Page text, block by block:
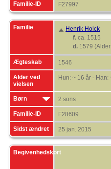
Familie-ID F27997
Familie
Henrik Holck
f. ca. 1515
d. 1579
Ægteskab 1546
Alder ved
vielsen
Hun: ~ 16 år - Han:
Børn 2 sons
Familie-ID F28609
Sidst ændret 25 jan. 2015
Begivenhedskort